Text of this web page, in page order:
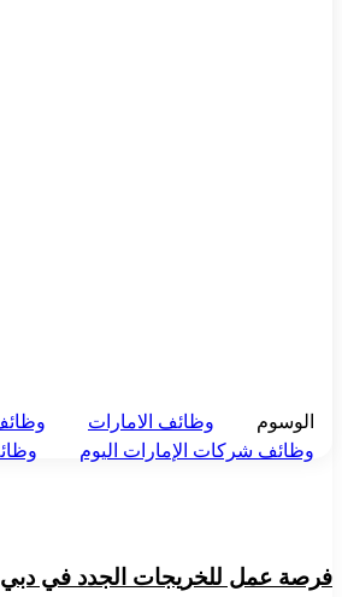
الوسوم وظائف الامارات
وظائف شركات الإمارات اليوم
فرصة عمل للخريجات الجدد في دبي من